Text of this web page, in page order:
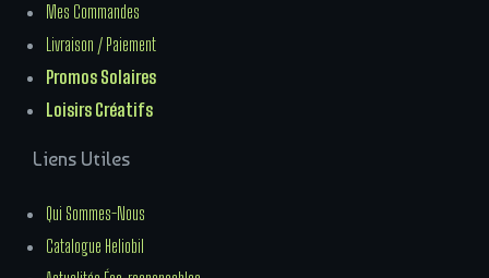
Mes Commandes
Livraison / Paiement
Promos Solaires
Loisirs Créatifs
Liens Utiles
Qui Sommes-Nous
Catalogue Heliobil